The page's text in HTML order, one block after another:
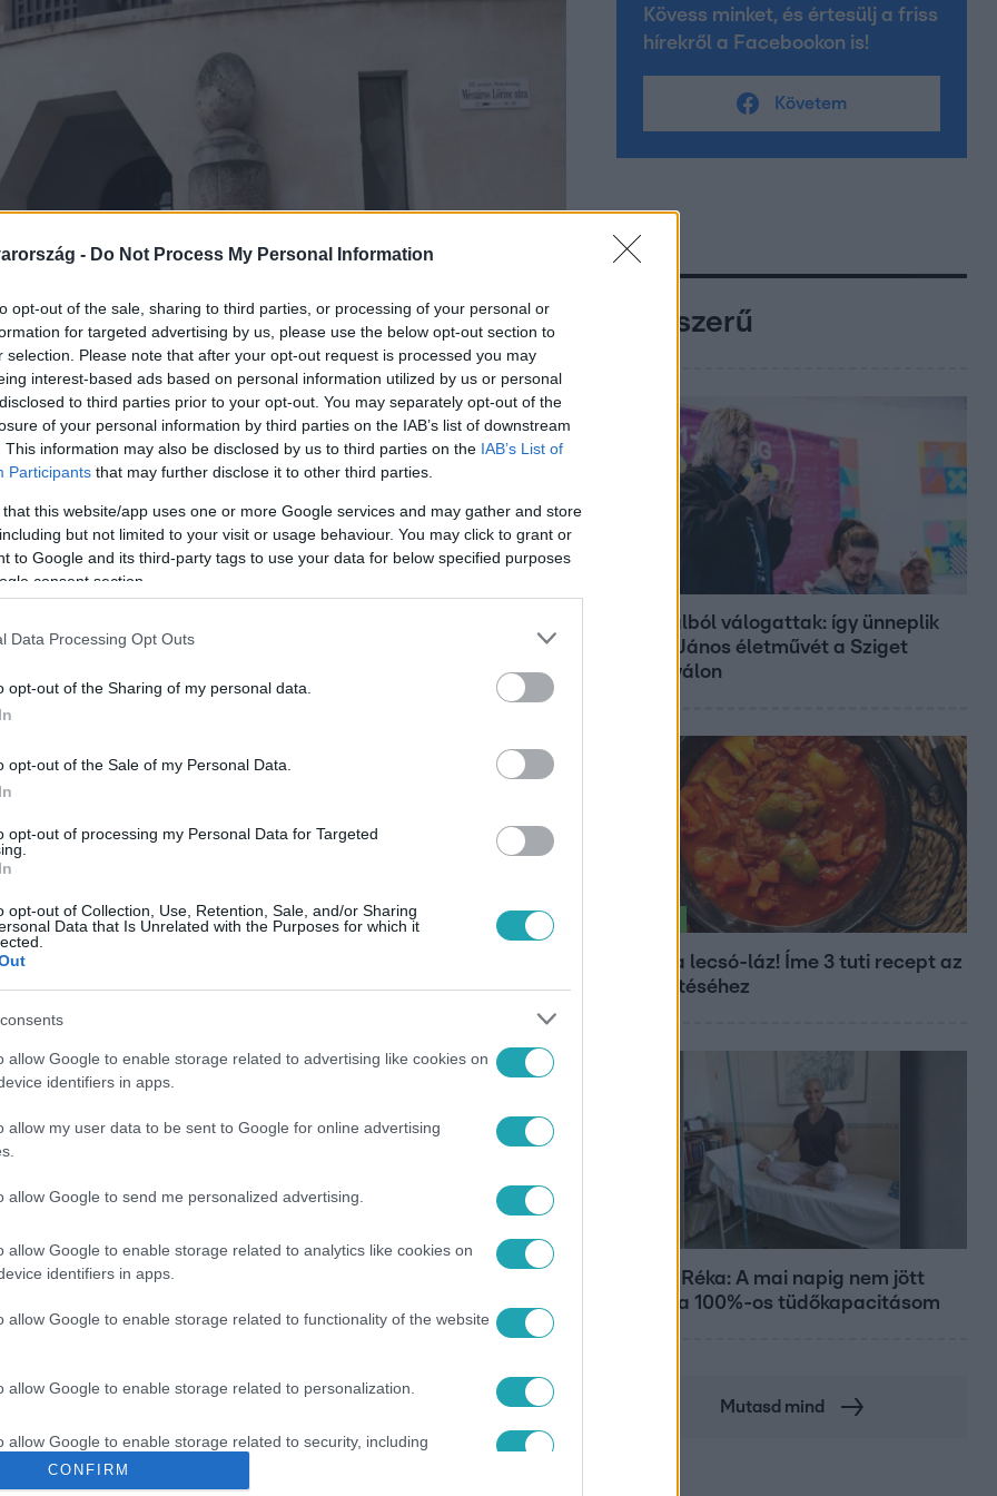
- Do Not Process My Personal Information
opt-out of the sale, sharing to third parties, or processing of your personal or
for targeted advertising by us, please use the below opt-out section to
selection. Please note that after your opt-out request is processed you may
interest-based ads based on personal information utilized by us or personal
to third parties prior to your opt-out. You may separately opt-out of the
of your personal information by third parties on the IAB’s list of downstream
This information may also be disclosed by us to third parties on the IAB’s List of
Participants that may further disclose it to other third parties.
that this website/app uses one or more Google services and may gather and store
but not limited to your visit or usage behaviour. You may click to grant or
to Google and its third-party tags to use your data for below specified purposes
consent section.
Data Processing Opt Outs
opt-out of the Sharing of my personal data.
opt-out of the Sale of my Personal Data.
opt-out of processing my Personal Data for Targeted
opt-out of Collection, Use, Retention, Sale, and/or Sharing
Data that Is Unrelated with the Purposes for which it
allow Google to enable storage related to advertising like cookies on
identifiers in apps.
allow my user data to be sent to Google for online advertising
allow Google to send me personalized advertising.
allow Google to enable storage related to analytics like cookies on
identifiers in apps.
allow Google to enable storage related to functionality of the website
allow Google to enable storage related to personalization.
allow Google to enable storage related to security, including
functionality and fraud prevention, and other user protection.
CONFIRM
téren járt Csomor Csilla, ahol annak
jelenetei készültek. A
kulisszatitkot is felidézett, amelyet
azonban nemcsak a múlt miatt volt
hogyan került ismét olyan
RTL+-on
legyen a Google-találatokban!
CELEBEK #CSOMOR CSILLA #MÁTYÁS KIRÁLY TÉR
Kövess minket, és értesülj a friss
hírekről a Facebookon is!
Követem
Népszerű
800 dalból válogattak: így ünneplik
Bródy János életművét a Sziget
Fesztiválon
Kitört a lecsó-láz! Íme 3 tuti recept az
elkészítéséhez
Rubint Réka: A mai napig nem jött
vissza a 100%-os tüdőkapacitásom
Mutasd mind